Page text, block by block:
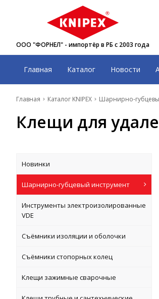
ООО "ФОРНЕЛ" - импортёр в РБ с 2003 года
Главная Каталог Новости
Главная Каталог KNIPEX Шарнирно-
Клещи для
Новинки
Шарнирно-губцевый инструмент
Инструменты электроизолированные
VDE
Съёмники изоляции и оболочки
Съёмники стопорных колец
Клещи зажимные сварочные